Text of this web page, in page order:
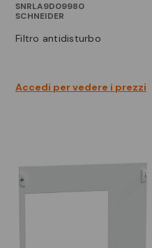
SNRLA9D09980
SCHNEIDER
filtro antidisturbo
Accedi per vedere i prezzi